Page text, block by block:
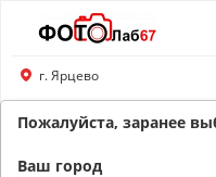
Перейти
основной
информации
г. Ярцево
Обратный звонок
Пожалуйста, заранее
Ваш город